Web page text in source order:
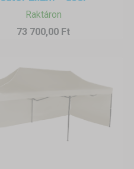
Raktáron
73 700,00 Ft